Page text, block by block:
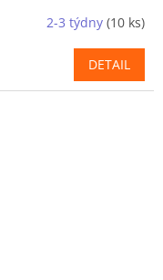
2-3 týdny (10 ks)
DETAIL